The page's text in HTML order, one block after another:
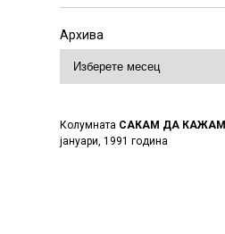
Архива
Колумната САКАМ ДА КАЖАМ
јануари, 1991 година